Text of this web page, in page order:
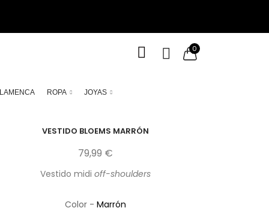
0
ROPA JOYAS
VESTIDO BLOEMS MARRÓN
79,99 €
Vestido midioff-shoulders
Color -Marrón